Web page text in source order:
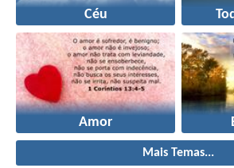
Céu
Amor
Mais Temas...